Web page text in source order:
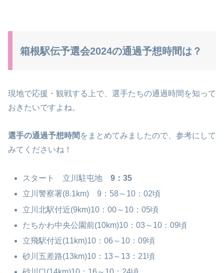
箱根駅伝予選会2024の通過予想時間は？
現地で応援・観戦する上で、選手たちの通過時間を知って
おきたいですよね。
選手の通過予想時間 をまとめてみましたので、参考にして
みてくださいね！
スタート 立川駐屯地9：35
立川警察署(8.1km) 9：58～10：02頃
立川北駅付近(9km)10：00～10：05頃
たちかわ中央公園前(10km)10：03～10：09頃
立飛駅付近(11km)10：06～10：09頃
砂川五差路(13km)10：13～13：21頃